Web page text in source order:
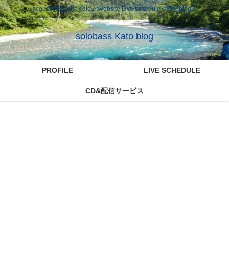
acoustic Bassist Kato のwebsite Live scheduleや雑記blog等
solobass Kato blog
PROFILE LIVE SCHEDULE
CD&配信サービス